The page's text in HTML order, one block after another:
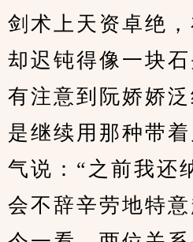
剑术上天资卓绝
却迟钝得像一块
有注意到阮娇娇
是继续用那种带
气说：“之前我还
会不辞辛劳地特